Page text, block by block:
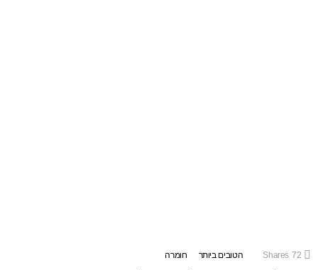
72
Shares הטובים ביותר חומרה